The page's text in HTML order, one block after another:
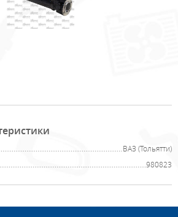
ВАЗ (Тольятти)
980823